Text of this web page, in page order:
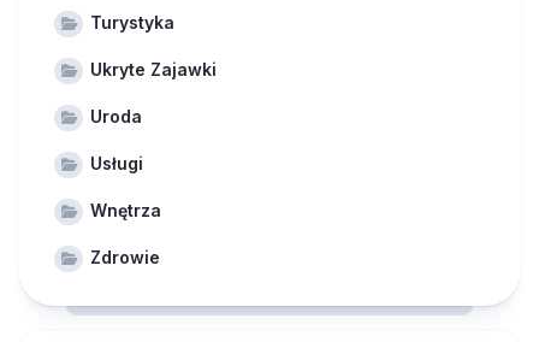
Turystyka
Ukryte Zajawki
Uroda
Usługi
Wnętrza
Zdrowie